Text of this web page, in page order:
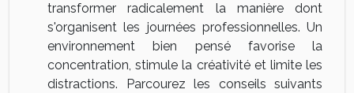
transformer radicalement la manière dont
s'organisent les journées professionnelles. Un
environnement bien pensé favorise la
concentration, stimule la créativité et limite les
distractions. Parcourez les conseils suivants